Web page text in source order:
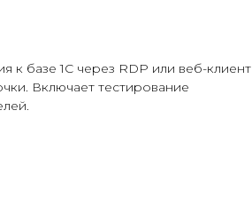
к базе 1С через RDP или веб-клиент
Включает тестирование